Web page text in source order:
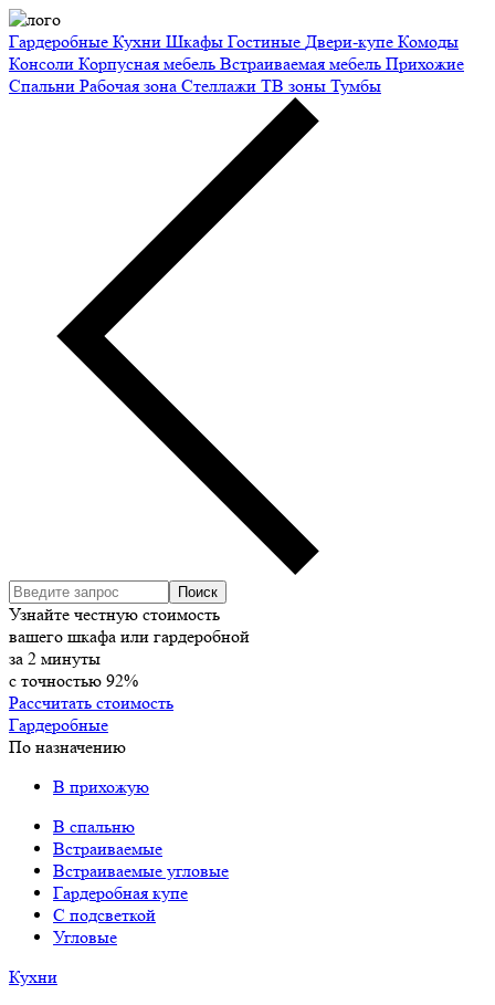
Гардеробные Кухни Шкафы Гостиные Двери-купе Комоды
Консоли Корпусная мебель Встраиваемая мебель Прихожие
Спальни Рабочая зона Стеллажи ТВ зоны Тумбы
Узнайте честную стоимость
вашего шкафа или гардеробной
за 2 минуты
с точностью 92%
Рассчитать стоимость
Гардеробные
По назначению
В прихожую
В спальню
Встраиваемые
Встраиваемые угловые
Гардеробная купе
С подсветкой
Угловые
Кухни